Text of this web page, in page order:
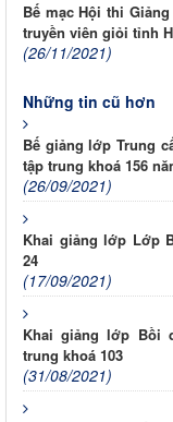
Bế mạc Hội thi
truyền viên giỏi tỉnh
(26/11/2021)
Những tin cũ hơn
Bế giảng lớp Trung
tập trung khoá 156
(26/09/2021)
Khai giảng lớp Lớp
24
(17/09/2021)
Khai giảng lớp Bồi
trung khoá 103
(31/08/2021)